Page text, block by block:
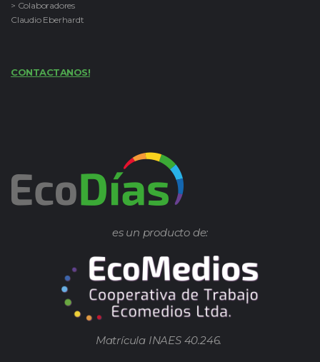
> Colaboradores
Claudio Eberhardt
CONTACTANOS!
es un producto de:
Matrícula INAES 40.246.